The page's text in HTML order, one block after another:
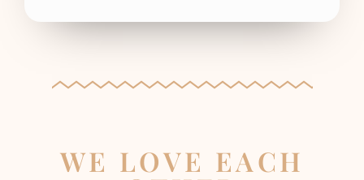
WE LOVE EACH